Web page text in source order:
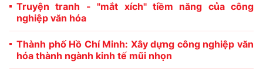
Truyện tranh - "mắt xích" tiềm năng của công
nghiệp văn hóa
Thành phố Hồ Chí Minh: Xây dựng công nghiệp văn
hóa thành ngành kinh tế mũi nhọn